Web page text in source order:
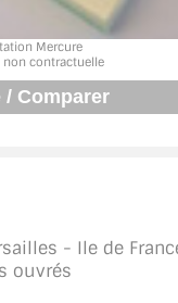
Mercure
contractuelle
- Ile de
ouvrés